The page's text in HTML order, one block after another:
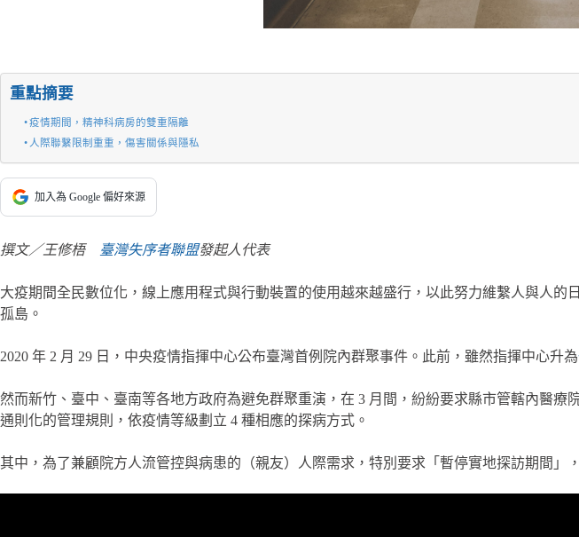
重點摘要
疫情期間，精神科病房的雙重隔離
人際聯繫限制重重，傷害關係與隱私
加入為 Google 偏好來源
撰文／王修梧 臺灣失序者聯盟發起人代表
大疫期間全民數位化，線上應用程式與行動裝置的使用越來越盛行，以此努力維繫人與人
孤島。
2020 年 2 月 29 日，中央疫情指揮中心公布臺灣首例院內群聚事件。此前，雖然指揮中心升為
然而新竹、臺中、臺南等各地方政府為避免群聚重演，在 3 月間，紛紛要求縣市管轄內醫療
通則化的管理規則，依疫情等級劃立 4 種相應的探病方式。
其中，為了兼顧院方人流管控與病患的（親友）人際需求，特別要求「暫停實地探訪期間」